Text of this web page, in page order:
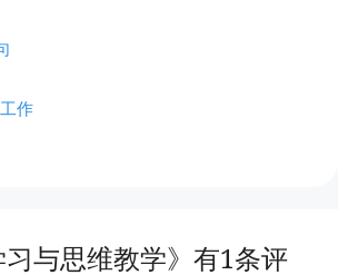
作
习与思维教学》有1条评